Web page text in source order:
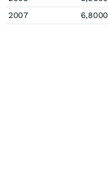
2007
6,8000